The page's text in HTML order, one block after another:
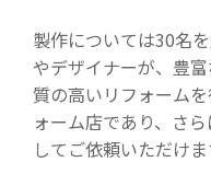
製作については30名
やデザイナーが、豊
質の高いリフォーム
ォーム店であり、さ
してご依頼いただけま